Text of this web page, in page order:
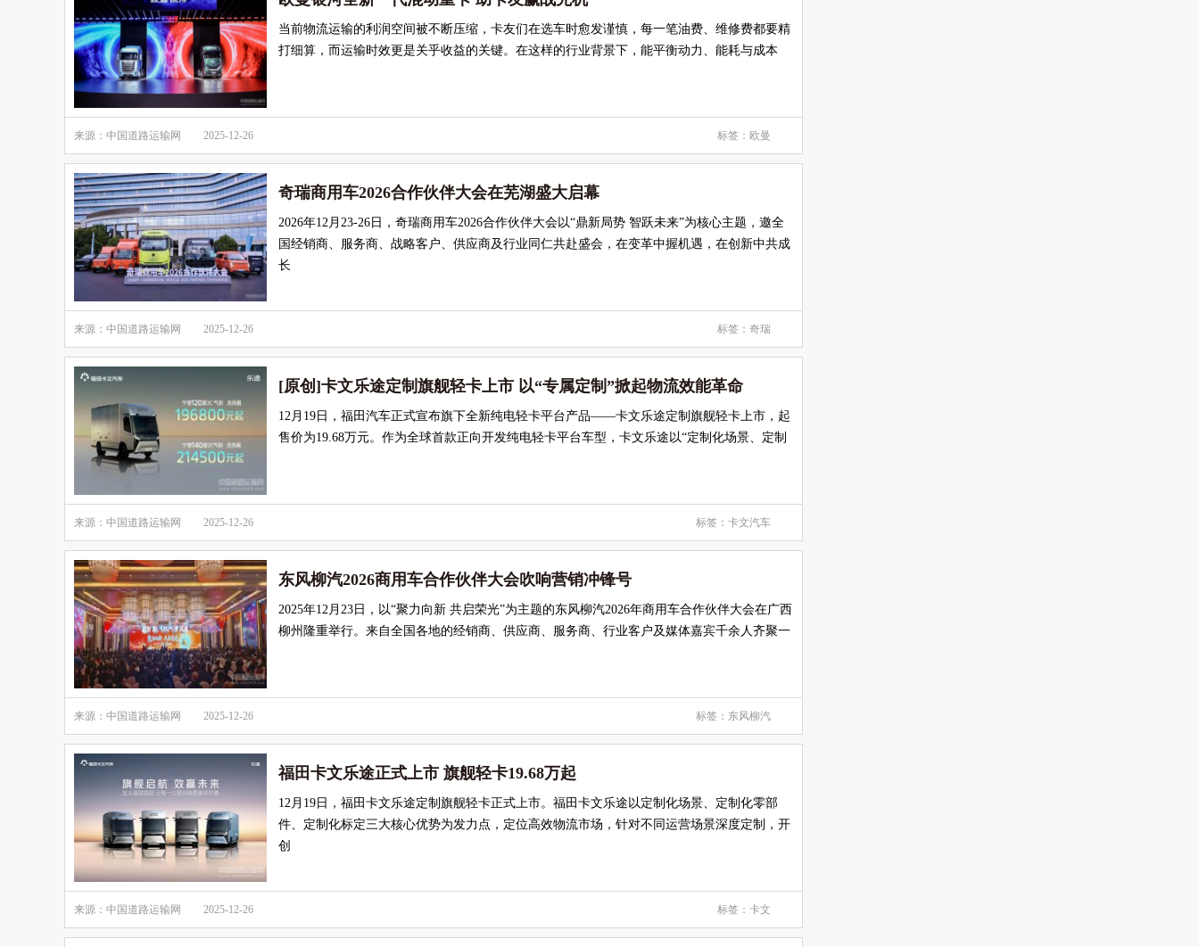
当前物流运输的利润空间被不断压缩，卡友们在选车时愈发谨慎，每一笔油费、维修费都要精
打细算，而运输时效更是关乎收益的关键。在这样的行业背景下，能平衡动力、能耗与成本
来源：中国道路运输网 2025-12-26 标签： 欧曼
奇瑞商用车2026合作伙伴大会在芜湖盛大启幕
2026年12月23-26日，奇瑞商用车2026合作伙伴大会以“鼎新局势 智跃未来”为核心主题，邀全
国经销商、服务商、战略客户、供应商及行业同仁共赴盛会，在变革中握机遇，在创新中共成
长
来源：中国道路运输网 2025-12-26 标签： 奇瑞
[原创]卡文乐途定制旗舰轻卡上市 以“专属定制”掀起物流效能革命
12月19日，福田汽车正式宣布旗下全新纯电轻卡平台产品——卡文乐途定制旗舰轻卡上市，起
售价为19.68万元。作为全球首款正向开发纯电轻卡平台车型，卡文乐途以“定制化场景、定制
来源：中国道路运输网 2025-12-26 标签： 卡文汽车
东风柳汽2026商用车合作伙伴大会吹响营销冲锋号
2025年12月23日，以“聚力向新 共启荣光”为主题的东风柳汽2026年商用车合作伙伴大会在广西
柳州隆重举行。来自全国各地的经销商、供应商、服务商、行业客户及媒体嘉宾千余人齐聚一
来源：中国道路运输网 2025-12-26 标签： 东风柳汽
福田卡文乐途正式上市 旗舰轻卡19.68万起
12月19日，福田卡文乐途定制旗舰轻卡正式上市。福田卡文乐途以定制化场景、定制化零部
件、定制化标定三大核心优势为发力点，定位高效物流市场，针对不同运营场景深度定制，开
创
来源：中国道路运输网 2025-12-26 标签： 卡文